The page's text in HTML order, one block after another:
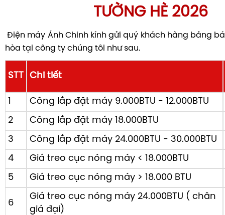
TƯỜNG HÈ 2026
Điện máy Ánh Chinh kính gửi quý khách hàng bảng
hòa tại công ty chúng tôi như sau.
STT Chi tiết
1
Công lắp đặt máy 9.000BTU - 12.000BTU
2
Công lắp đặt máy 18.000BTU
3
Công lắp đặt máy 24.000BTU - 30.000BTU
4
Giá treo cục nóng máy < 18.000BTU
5
Giá treo cục nóng máy > 18.000 BTU
6
Giá treo cục nóng máy 24.000BTU ( chân
giá đại)